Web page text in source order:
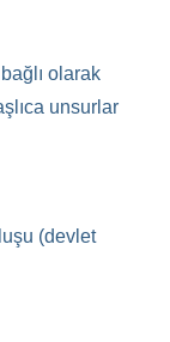
olarak
unsurlar
(devlet